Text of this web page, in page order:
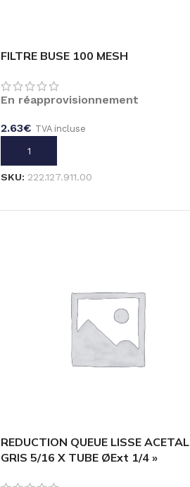
FILTRE BUSE 100 MESH
En réapprovisionnement
2.63€ TVA incluse
AJOUTER AU PANIER
SKU: 222.127.911.00
REDUCTION QUEUE LISSE ACETAL
GRIS 5/16 X TUBE ØExt 1/4 »